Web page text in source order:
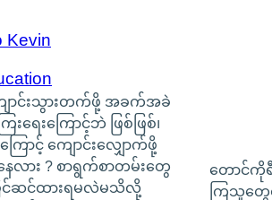
Kevin
ောင်းသွားတက်ဖို့ အခက်အခဲ
ေးရေးကြောင့်ဘဲ ဖြစ်ဖြစ်၊
င့် ကျောင်းလျှောက်ဖို့
လား ? စာရွက်စာတမ်းတွေ
င်ဆင်ထားရမလဲမသိလို့
တောင်ကိုရီ
ကြသူတွေ